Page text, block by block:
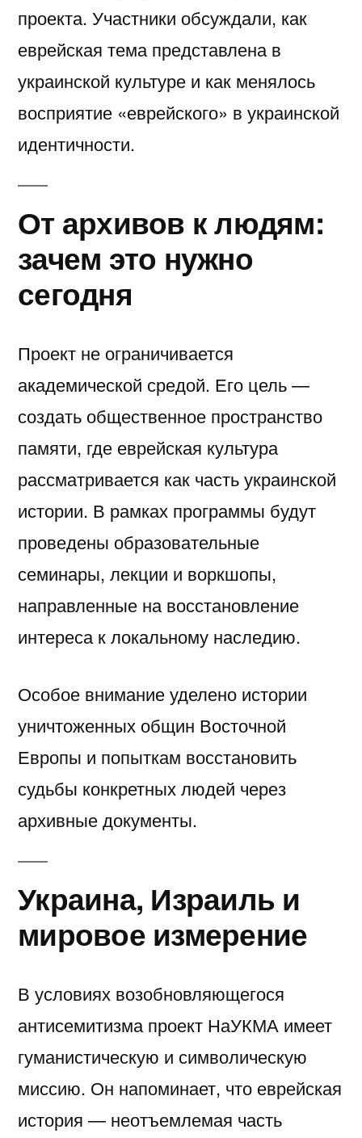
проекта. Участники обсуждали, как
еврейская тема представлена в
украинской культуре и как менялось
восприятие «еврейского» в украинской
идентичности.
От архивов к людям:
зачем это нужно
сегодня
Проект не ограничивается
академической средой. Его цель —
создать общественное пространство
памяти, где еврейская культура
рассматривается как часть украинской
истории. В рамках программы будут
проведены образовательные
семинары, лекции и воркшопы,
направленные на восстановление
интереса к локальному наследию.
Особое внимание уделено истории
уничтоженных общин Восточной
Европы и попыткам восстановить
судьбы конкретных людей через
архивные документы.
Украина, Израиль и
мировое измерение
В условиях возобновляющегося
антисемитизма проект НаУКМА имеет
гуманистическую и символическую
миссию. Он напоминает, что еврейская
история — неотъемлемая часть